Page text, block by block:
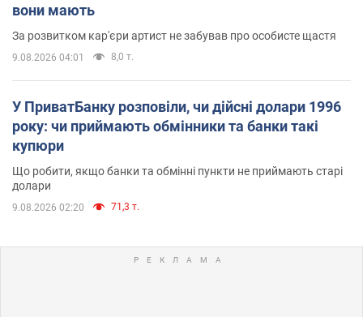
вони мають
За розвитком кар'єри артист не забував про особисте щастя
9.08.2026 04:01 8,0 т.
У ПриватБанку розповіли, чи дійсні долари 1996
року: чи приймають обмінники та банки такі
купюри
Що робити, якщо банки та обмінні пункти не приймають старі
долари
9.08.2026 02:20 71,3 т.